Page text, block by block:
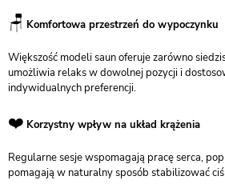
🪑 Komfortowa przestrzeń do wypoczynku
Większość modeli saun oferuje zarówno
umożliwia relaks w dowolnej pozycji i
indywidualnych preferencji.
❤️ Korzystny wpływ na układ krążenia
Regularne sesje wspomagają pracę serca,
pomagają w naturalny sposób stabilizować